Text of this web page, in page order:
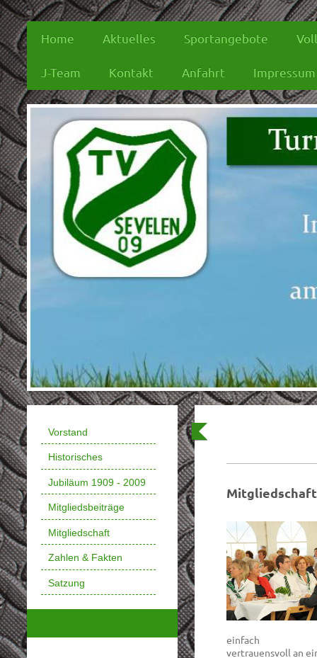
Home Aktuelles Sportangebote
J-Team Kontakt Anfahrt Impressum
Mitgliedschaft
einfach
vertrauensvoll an
Vorstand
Historisches
Jubiläum 1909 - 2009
Mitgliedsbeiträge
Mitgliedschaft
Zahlen & Fakten
Satzung